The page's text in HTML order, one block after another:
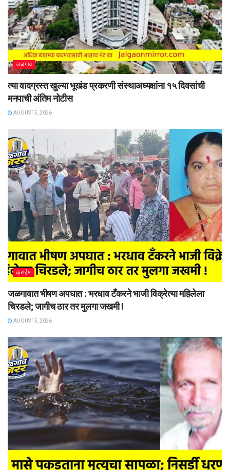
जळगाव
त्या वादग्रस्त खुल्या भूखंड प्रकरणी संस्थाअध्यक्षांना १५ दिवसांची
मनपाची अंतिम नोटीस
AUGUST 5, 2026
क्राईम
जळगावात भीषण अपघात : भरधाव टँकरने भाजी विक्रेत्या महिलेला
चिरडले; जागीच ठार तर मुलगा जखमी !
AUGUST 5, 2026